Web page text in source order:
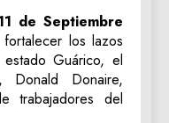
de Septiembre
los lazos
Guárico, el
Donaire,
trabajadores del